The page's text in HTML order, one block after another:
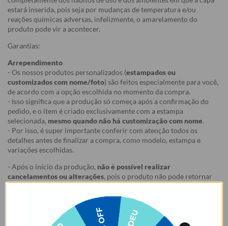
estará inserida, pois seja por mudanças de temperatura e/ou
reações químicas adversas, infelizmente, o amarelamento do
produto pode vir a acontecer.
Garantias:
Arrependimento
- Os nossos produtos personalizados (estampados ou
customizados com nome/foto) são feitos especialmente para você,
de acordo com a opção escolhida no momento da compra.
- Isso significa que a produção só começa após a confirmação do
pedido, e o item é criado exclusivamente com a estampa
selecionada, mesmo quando não há customização com nome.
- Por isso, é super importante conferir com atenção todos os
detalhes antes de finalizar a compra, como modelo, estampa e
variações escolhidas.
- Após o início da produção, não é possível realizar
cancelamentos ou alterações, pois o produto não pode retornar
- Descascamento: 6 meses;
- Amarelamento: 6 meses;